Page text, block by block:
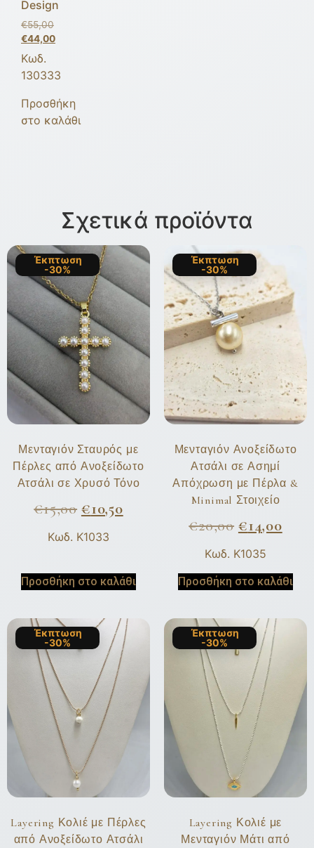
Design
€55,00
€44,00
Κωδ.
130333
Προσθήκη
στο καλάθι
Σχετικά προϊόντα
Έκπτωση
-30%
Μενταγιόν Σταυρός με
Πέρλες από Ανοξείδωτο
Ατσάλι σε Χρυσό Τόνο
€15,00 €10,50
Κωδ. K1033
Προσθήκη στο καλάθι
Έκπτωση
-30%
Μενταγιόν Ανοξείδωτο
Ατσάλι σε Ασημί
Απόχρωση με Πέρλα &
Minimal Στοιχείο
€20,00 €14,00
Κωδ. K1035
Προσθήκη στο καλάθι
Έκπτωση
-30%
Layering Κολιέ με Πέρλες
από Ανοξείδωτο Ατσάλι
Έκπτωση
-30%
Layering Κολιέ με
Μενταγιόν Μάτι από